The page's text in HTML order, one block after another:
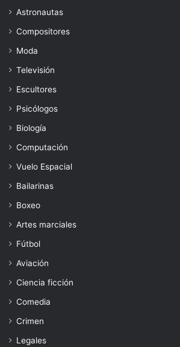
Astronautas
Compositores
Moda
Televisión
Escultores
Psicólogos
Biología
Computación
Vuelo Espacial
Bailarinas
Boxeo
Artes marciales
Fútbol
Aviación
Ciencia ficción
Comedia
Crimen
Legales